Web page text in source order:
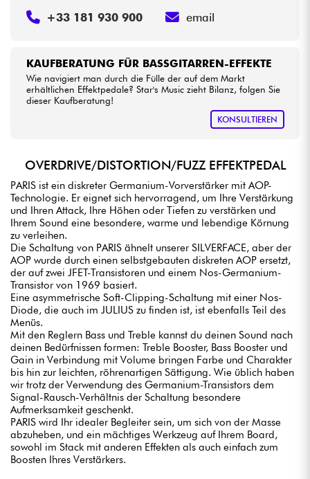
KAUFBERATUNG FÜR BASSGITARREN-EFFEKTE
Wie navigiert man durch die Fülle der auf dem Markt
erhältlichen Effektpedale? Star's Music zieht Bilanz, folgen Sie
dieser Kaufberatung!
KONSULTIEREN
+33 181 930 900 email
OVERDRIVE/DISTORTION/FUZZ EFFEKTPEDAL
PARIS ist ein diskreter Germanium-Vorverstärker mit AOP-
Technologie. Er eignet sich hervorragend, um Ihre Verstärkung
und Ihren Attack, Ihre Höhen oder Tiefen zu verstärken und
Ihrem Sound eine besondere, warme und lebendige Körnung
zu verleihen.
Die Schaltung von PARIS ähnelt unserer SILVERFACE, aber der
AOP wurde durch einen selbstgebauten diskreten AOP ersetzt,
der auf zwei JFET-Transistoren und einem Nos-Germanium-
Transistor von 1969 basiert.
Eine asymmetrische Soft-Clipping-Schaltung mit einer Nos-
Diode, die auch im JULIUS zu finden ist, ist ebenfalls Teil des
Menüs.
Mit den Reglern Bass und Treble kannst du deinen Sound nach
deinen Bedürfnissen formen: Treble Booster, Bass Booster und
Gain in Verbindung mit Volume bringen Farbe und Charakter
bis hin zur leichten, röhrenartigen Sättigung. Wie üblich haben
wir trotz der Verwendung des Germanium-Transistors dem
Signal-Rausch-Verhältnis der Schaltung besondere
Aufmerksamkeit geschenkt.
PARIS wird Ihr idealer Begleiter sein, um sich von der Masse
abzuheben, und ein mächtiges Werkzeug auf Ihrem Board,
sowohl im Stack mit anderen Effekten als auch einfach zum
Boosten Ihres Verstärkers.